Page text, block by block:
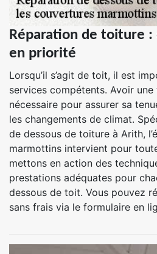
Réparation de toiture :
en priorité
Lorsqu’il s’agit de toit, il est
services compétents. Avoir
nécessaire pour assurer sa
les changements de climat.
de dessous de toiture à Arith,
marmottins intervient pour
mettons en action des
prestations adéquates pour
dessous de toit. Vous pouvez
sans frais via le formulaire en